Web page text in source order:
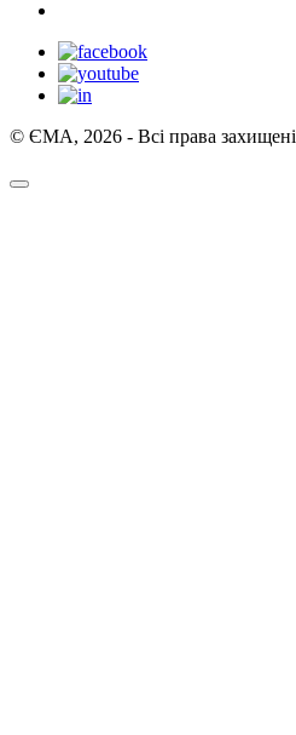
© ЄМА, 2026 - Всі права захищені